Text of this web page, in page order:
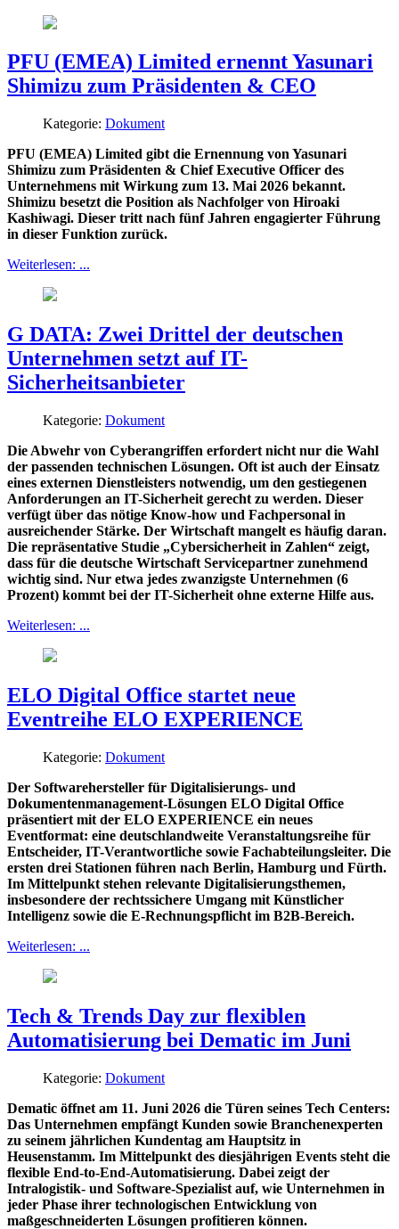
PFU (EMEA) Limited ernennt Yasunari
Shimizu zum Präsidenten & CEO
Kategorie: Dokument
PFU (EMEA) Limited gibt die Ernennung von Yasunari
Shimizu zum Präsidenten & Chief Executive Officer des
Unternehmens mit Wirkung zum 13. Mai 2026 bekannt.
Shimizu besetzt die Position als Nachfolger von Hiroaki
Kashiwagi. Dieser tritt nach fünf Jahren engagierter Führung
in dieser Funktion zurück.
Weiterlesen: ...
G DATA: Zwei Drittel der deutschen
Unternehmen setzt auf IT-
Sicherheitsanbieter
Kategorie: Dokument
Die Abwehr von Cyberangriffen erfordert nicht nur die Wahl
der passenden technischen Lösungen. Oft ist auch der Einsatz
eines externen Dienstleisters notwendig, um den gestiegenen
Anforderungen an IT-Sicherheit gerecht zu werden. Dieser
verfügt über das nötige Know-how und Fachpersonal in
ausreichender Stärke. Der Wirtschaft mangelt es häufig daran.
Die repräsentative Studie „Cybersicherheit in Zahlen“ zeigt,
dass für die deutsche Wirtschaft Servicepartner zunehmend
wichtig sind. Nur etwa jedes zwanzigste Unternehmen (6
Prozent) kommt bei der IT-Sicherheit ohne externe Hilfe aus.
Weiterlesen: ...
ELO Digital Office startet neue
Eventreihe ELO EXPERIENCE
Kategorie: Dokument
Der Softwarehersteller für Digitalisierungs- und
Dokumentenmanagement-Lösungen ELO Digital Office
präsentiert mit der ELO EXPERIENCE ein neues
Eventformat: eine deutschlandweite Veranstaltungsreihe für
Entscheider, IT-Verantwortliche sowie Fachabteilungsleiter. Die
ersten drei Stationen führen nach Berlin, Hamburg und Fürth.
Im Mittelpunkt stehen relevante Digitalisierungsthemen,
insbesondere der rechtssichere Umgang mit Künstlicher
Intelligenz sowie die E-Rechnungspflicht im B2B-Bereich.
Weiterlesen: ...
Tech & Trends Day zur flexiblen
Automatisierung bei Dematic im Juni
Kategorie: Dokument
Dematic öffnet am 11. Juni 2026 die Türen seines Tech Centers:
Das Unternehmen empfängt Kunden sowie Branchenexperten
zu seinem jährlichen Kundentag am Hauptsitz in
Heusenstamm. Im Mittelpunkt des diesjährigen Events steht die
flexible End-to-End-Automatisierung. Dabei zeigt der
Intralogistik- und Software-Spezialist auf, wie Unternehmen in
jeder Phase ihrer technologischen Entwicklung von
maßgeschneiderten Lösungen profitieren können.